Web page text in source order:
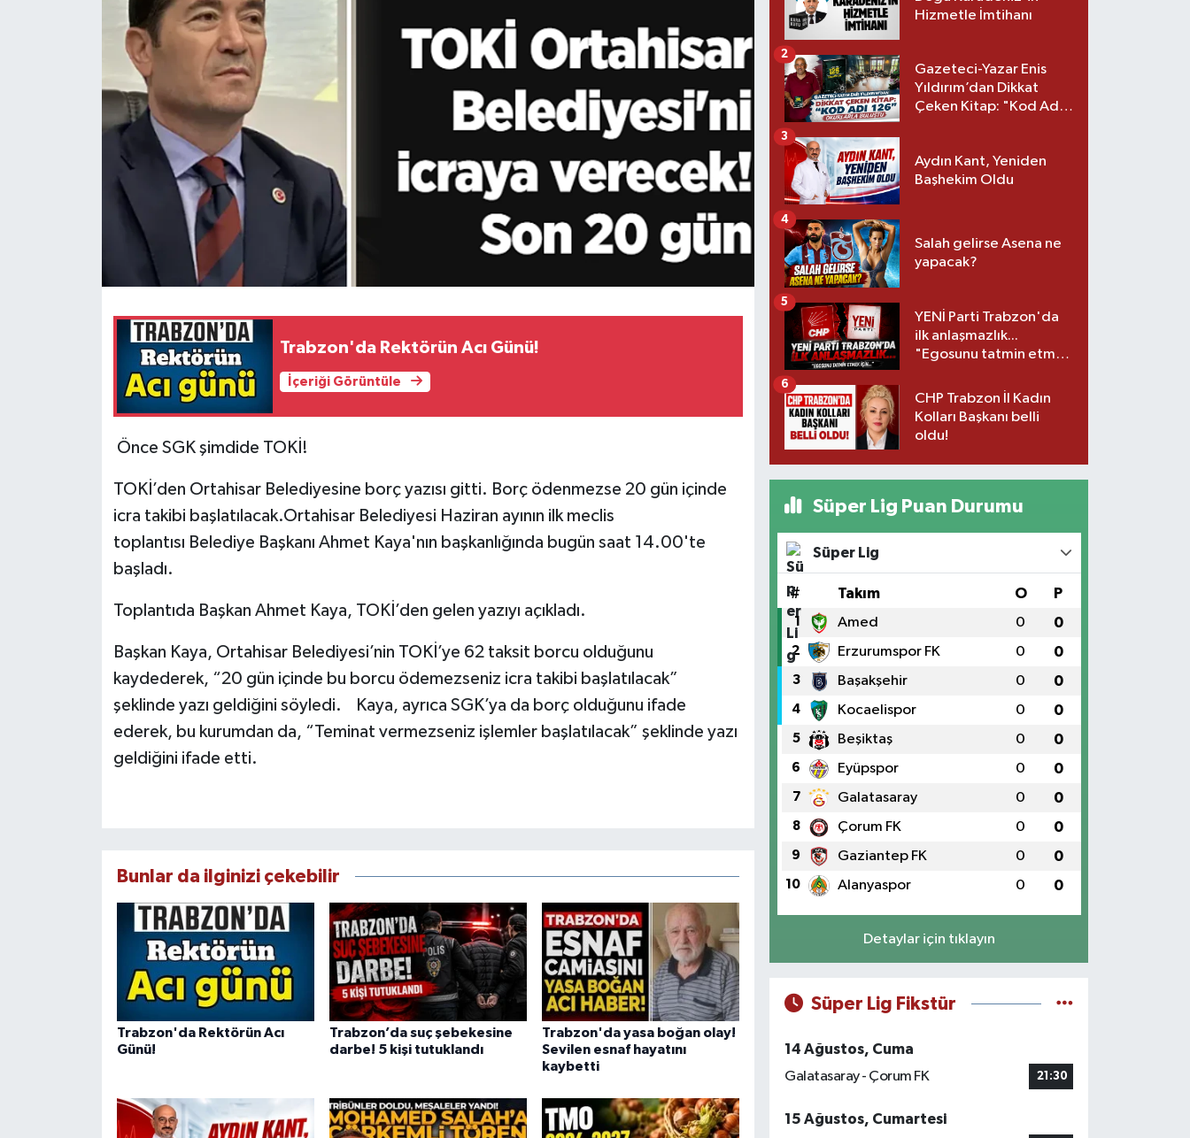
Trabzon'da Rektörün Acı Günü!
İçeriği Görüntüle
Önce SGK şimdide TOKİ!
TOKİ’den Ortahisar Belediyesine borç yazısı gitti. Borç ödenmezse 20 gün içinde
icra takibi başlatılacak.Ortahisar Belediyesi Haziran ayının ilk meclis
toplantısı Belediye Başkanı Ahmet Kaya'nın başkanlığında bugün saat 14.00'te
başladı.
Toplantıda Başkan Ahmet Kaya, TOKİ’den gelen yazıyı açıkladı.
Başkan Kaya, Ortahisar Belediyesi’nin TOKİ’ye 62 taksit borcu olduğunu
kaydederek, “20 gün içinde bu borcu ödemezseniz icra takibi başlatılacak”
şeklinde yazı geldiğini söyledi. Kaya, ayrıca SGK’ya da borç olduğunu ifade
ederek, bu kurumdan da, “Teminat vermezseniz işlemler başlatılacak” şeklinde yazı
geldiğini ifade etti.
Bunlar da ilginizi çekebilir
Trabzon'da Rektörün Acı
Günü!
Trabzon’da suç şebekesine
darbe! 5 kişi tutuklandı
Trabzon'da yasa boğan olay!
Sevilen esnaf hayatını
kaybetti
Hizmetle İmtihanı
Gazeteci-Yazar Enis
Yıldırım’dan Dikkat
Çeken Kitap: "Kod Adı
2
Aydın Kant, Yeniden
Başhekim Oldu
3
Salah gelirse Asena ne
yapacak?
4
YENİ Parti Trabzon'da
ilk anlaşmazlık...
"Egosunu tatmin etmek
5
CHP Trabzon İl Kadın
Kolları Başkanı belli
oldu!
6
Süper Lig Puan Durumu
Süper Lig
# Takım O P
1 Amed 0 0
2 Erzurumspor FK 0 0
3 Başakşehir 0 0
4 Kocaelispor 0 0
5 Beşiktaş 0 0
6 Eyüpspor 0 0
7 Galatasaray 0 0
8 Çorum FK 0 0
9 Gaziantep FK 0 0
10 Alanyaspor 0 0
Detaylar için tıklayın
Süper Lig Fikstür
14 Ağustos, Cuma
Galatasaray - Çorum FK
21:30
15 Ağustos, Cumartesi